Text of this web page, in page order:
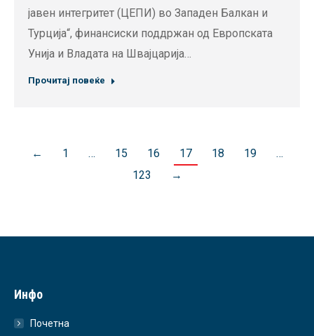
јавен интегритет (ЦЕПИ) во Западен Балкан и
Турција“, финансиски поддржан од Европската
Унија и Владата на Швајцарија…
Прочитај повеќе
← 1 … 15 16 17 18 19
…
123
→
Инфо
Почетна